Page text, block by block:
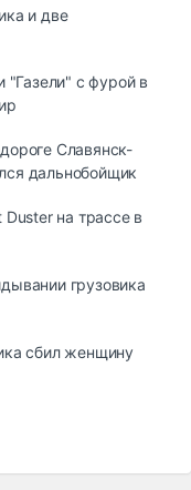
и две
"Газели" с фурой в
Славянск-
дальнобойщик
на трассе в
грузовика
сбил женщину